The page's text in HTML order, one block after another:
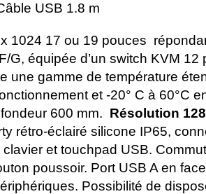
USB 1.8 m
1024 17 ou 19 pouces
G, équipée d’un switch KVM 12
une gamme de température
et -20° C à 60°C
600 mm. Résolution
rétro-éclairé silicone IP65,
clavier et touchpad USB.
poussoir. Port USB A en
Possibilité de